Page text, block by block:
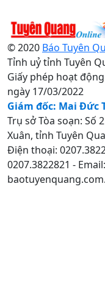
© 2020 Báo Tuyên
Tỉnh uỷ tỉnh Tuyên
Giấy phép hoạt
ngày 17/03/2022
Giám đốc: Mai Đức
Trụ sở Tòa soạn: Số
Xuân, tỉnh Tuyên
Điện thoại:
0207.3822821 - Email: